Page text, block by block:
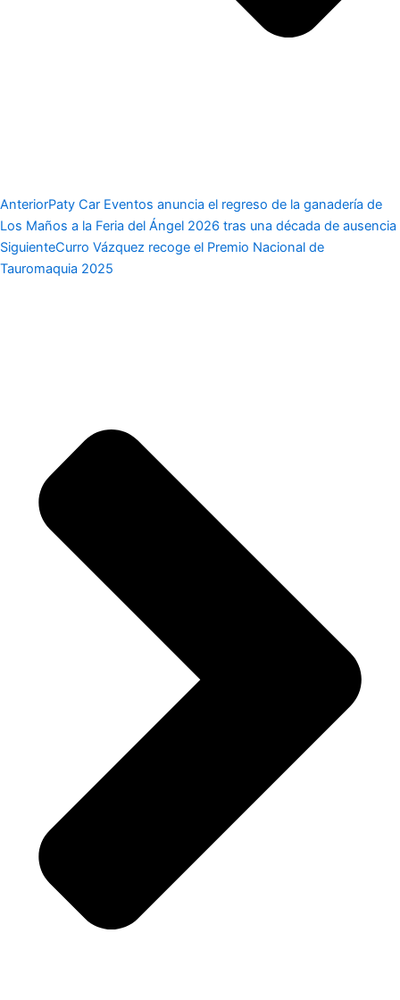
AnteriorPaty Car Eventos anuncia el regreso de la ganadería de
Los Maños a la Feria del Ángel 2026 tras una década de ausencia
SiguienteCurro Vázquez recoge el Premio Nacional de
Tauromaquia 2025